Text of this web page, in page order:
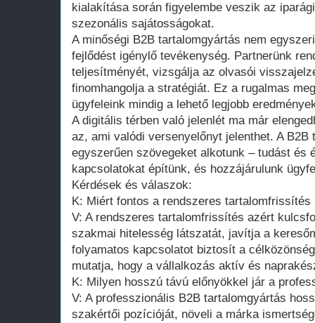
kialakítása során figyelembe veszik az
szezonális sajátosságokat.
A minőségi B2B tartalomgyártás nem
fejlődést igénylő tevékenység. Partnerünk
teljesítményét, vizsgálja az olvasói
finomhangolja a stratégiát. Ez a rugalmas
ügyfeleink mindig a lehető legjobb
A digitális térben való jelenlét ma már
az, ami valódi versenyelőnyt jelenthet. A B2B
egyszerűen szövegeket alkotunk – tudást és
kapcsolatokat építünk, és hozzájárulunk
Kérdések és válaszok:
K: Miért fontos a rendszeres tartalomfrissítés
V: A rendszeres tartalomfrissítés azért
szakmai hitelesség látszatát, javítja a
folyamatos kapcsolatot biztosít a
mutatja, hogy a vállalkozás aktív és
K: Milyen hosszú távú előnyökkel jár a
V: A professzionális B2B tartalomgyártás
szakértői pozícióját, növeli a márka